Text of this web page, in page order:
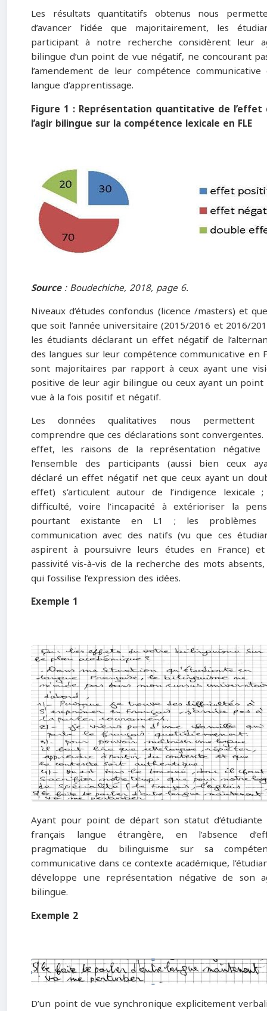
Les résultats quantitatifs obtenus nous
d’avancer l’idée que majoritairement, les
participant à notre recherche considèrent leur
bilingue d’un point de vue négatif, ne concourant
l’amendement de leur compétence communicative
langue d’apprentissage.
Figure 1 : Représentation quantitative de l’effet
l’agir bilingue sur la compétence lexicale en FLE
Source: Boudechiche, 2018, page 6.
Niveaux d’études confondus (licence /masters) et
que soit l’année universitaire (2015/2016 et 2016/
les étudiants déclarant un effet négatif de
des langues sur leur compétence communicative en
sont majoritaires par rapport à ceux ayant une
positive de leur agir bilingue ou ceux ayant un point
vue à la fois positif et négatif.
Les données qualitatives nous permettent
comprendre que ces déclarations sont convergentes.
effet, les raisons de la représentation négative
l’ensemble des participants (aussi bien ceux
déclaré un effet négatif net que ceux ayant un
effet) s’articulent autour de l’indigence lexicale
difficulté, voire l’incapacité à extérioriser la
pourtant existante en L1 ; les problèmes
communication avec des natifs (vu que ces
aspirent à poursuivre leurs études en France)
passivité vis-à-vis de la recherche des mots
qui fossilise l’expression des idées.
Exemple 1
Ayant pour point de départ son statut d’étudiante
français langue étrangère, en l’absence
pragmatique du bilinguisme sur sa
communicative dans ce contexte académique,
développe une représentation négative de son
bilingue.
Exemple 2
D’un point de vue synchronique explicitement